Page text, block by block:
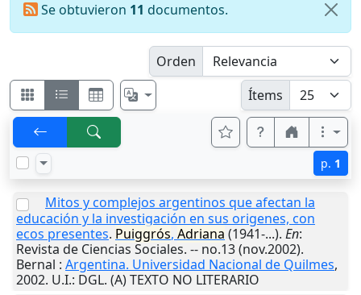
Se obtuvieron 11 documentos.
Orden
Ítems
p. 1
Mitos y complejos argentinos que afectan la
educación y la investigación en sus origenes, con
ecos presentes. Puiggrós, Adriana (1941-...). En:
Revista de Ciencias Sociales. -- no.13 (nov.2002).
Bernal : Argentina. Universidad Nacional de Quilmes,
2002. U.I.: DGL. (A) TEXTO NO LITERARIO